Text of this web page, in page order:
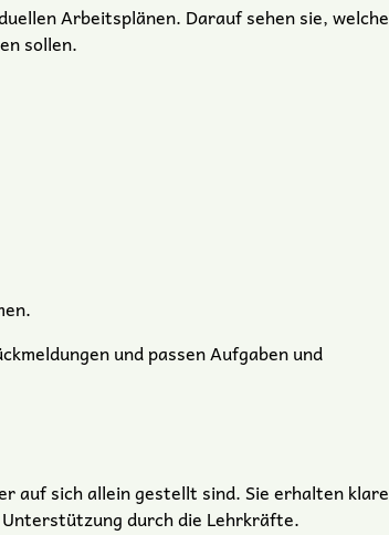
Arbeitsplänen. Darauf sehen sie, welche
sollen.
und passen Aufgaben und
auf sich allein gestellt sind. Sie erhalten klare
durch die Lehrkräfte.